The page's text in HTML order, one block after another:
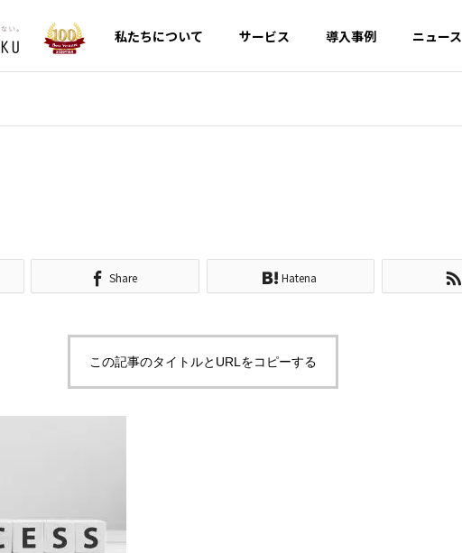
私たちについて サービス 導入事例 ニュース
セールスイネーブ
ルメント
カスタマーサクセ
ス
化施策
Share Hatena
この記事のタイトルとURLをコピーする